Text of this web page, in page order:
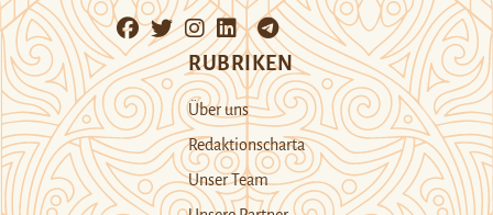
RUBRIKEN
Über uns
Redaktionscharta
Unser Team